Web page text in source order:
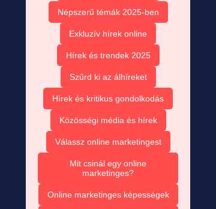
Népszerű témák 2025-ben
Exkluzív hírek online
Hírek és trendek 2025
Szűrd ki az álhíreket
Hírek és kritikus gondolkodás
Közösségi média és hírek
Válassz online marketingest
Mit csinál egy online
marketinges?
Online marketinges képességek